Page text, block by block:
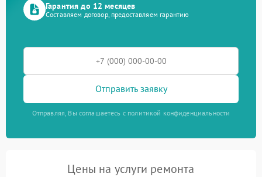
Гарантия до 12 месяцев
Составляем договор, предоставляем гарантию
Отправить заявку
Отправляя, Вы соглашаетесь с политикой конфиденциальности
Цены на услуги ремонта